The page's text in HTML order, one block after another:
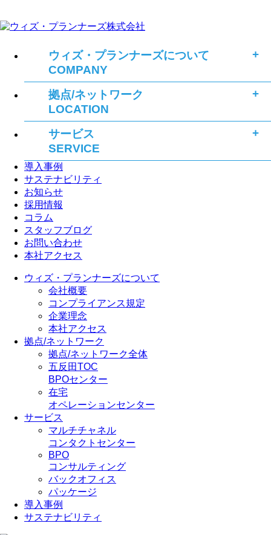
ウィズ・プランナーズについて
COMPANY
拠点/ネットワーク
LOCATION
サービス
SERVICE
導入事例
サステナビリティ
お知らせ
採用情報
コラム
スタッフブログ
お問い合わせ
本社アクセス
ウィズ・プランナーズについて
会社概要
コンプライアンス規定
企業理念
本社アクセス
拠点/ネットワーク
拠点/ネットワーク全体
五反田TOC
BPOセンター
在宅
オペレーションセンター
サービス
マルチチャネル
コンタクトセンター
BPO
コンサルティング
バックオフィス
パッケージ
導入事例
サステナビリティ